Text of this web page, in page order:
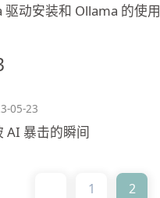
驱动安装和 Ollama 的使用
05-23
AI 暴击的瞬间
1 2